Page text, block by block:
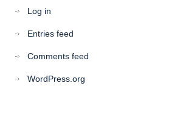
Log in
Entries feed
Comments feed
WordPress.org